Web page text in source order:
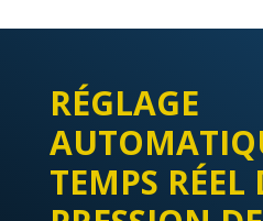
RÉGLAGE
TEMPS RÉEL